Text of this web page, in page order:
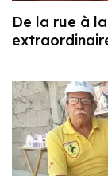
De la rue à